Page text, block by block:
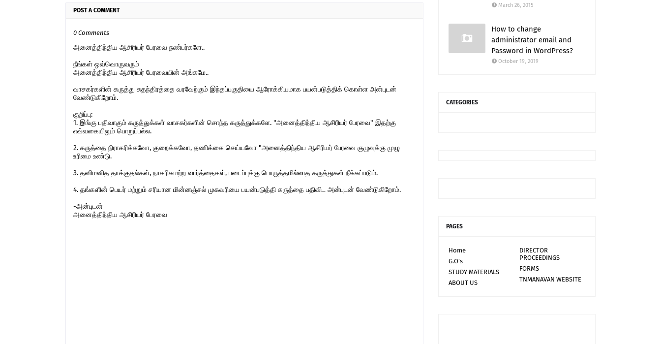
POST A COMMENT
0 Comments
அனைத்திந்திய ஆசிரியர் பேரவை நண்பர்களே..
நீங்கள் ஒவ்வொருவரும்
அனைத்திந்திய ஆசிரியர் பேரவையின் அங்கமே..
வாசகர்களின் கருத்து சுதந்திரத்தை வரவேற்கும் இந்தப்பகுதியை ஆரோக்கியமாக பயன்படுத்திக் கொள்ள அன்புடன்
வேண்டுகிறோம்.
குறிப்பு:
1. இங்கு பதிவாகும் கருத்துக்கள் வாசகர்களின் சொந்த கருத்துக்களே. "அனைத்திந்திய ஆசிரியர் பேரவை" இதற்கு
எவ்வகையிலும் பொறுப்பல்ல.
2. கருத்தை நிராகரிக்கவோ, குறைக்கவோ, தணிக்கை செய்யவோ "அனைத்திந்திய ஆசிரியர் பேரவை குழுவுக்கு முழு
உரிமை உண்டு.
3. தனிமனித தாக்குதல்கள், நாகரிகமற்ற வார்த்தைகள், படைப்புக்கு பொருத்தமில்லாத கருத்துகள் நீக்கப்படும்.
4. தங்களின் பெயர் மற்றும் சரியான மின்னஞ்சல் முகவரியை பயன்படுத்தி கருத்தை பதிவிட அன்புடன் வேண்டுகிறோம்.
-அன்புடன்
அனைத்திந்திய ஆசிரியர் பேரவை
March 26, 2015
How to change
administrator email and
Password in WordPress?
October 19, 2019
CATEGORIES
PAGES
Home
DIRECTOR
PROCEEDINGS
G.O's
FORMS
STUDY MATERIALS
TNMANAVAN WEBSITE
ABOUT US